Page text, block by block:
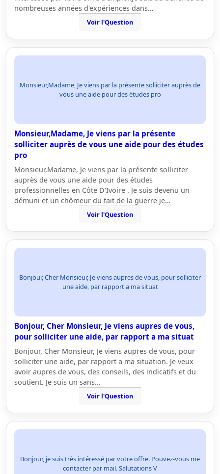
nombreuses années d'expériences dans…
Voir l'Question
Monsieur,Madame, Je viens par la présente solliciter auprès de
vous une aide pour des études pro
Monsieur,Madame, Je viens par la présente
solliciter auprès de vous une aide pour des études
pro
Monsieur,Madame, Je viens par la présente solliciter
auprès de vous une aide pour des études
professionnelles en Côte D'Ivoire . Je suis devenu un
démuni et un chômeur du fait de la guerre je…
Voir l'Question
Bonjour, Cher Monsieur, Je viens aupres de vous, pour solliciter
une aide, par rapport a ma situat
Bonjour, Cher Monsieur, Je viens aupres de vous,
pour solliciter une aide, par rapport a ma situat
Bonjour, Cher Monsieur, Je viens aupres de vous, pour
solliciter une aide, par rapport a ma situation. Je veux
avoir aupres de vous, des conseils, des indicatifs et du
soutient. Je suis un sans…
Voir l'Question
Bonjour, je suis très intéressé par votre offre. Pouvez-vous me
contacter par mail. Salutations V